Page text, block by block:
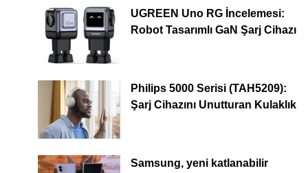
UGREEN Uno RG İncelemesi:
Robot Tasarımlı GaN Şarj Cihazı
Philips 5000 Serisi (TAH5209):
Şarj Cihazını Unutturan Kulaklık
Samsung, yeni katlanabilir